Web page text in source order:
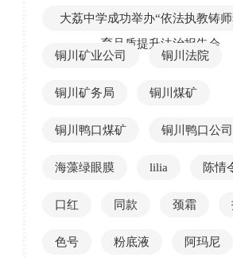
大荔中学成功举办“依法执教铸
育品质提升法治报告会
铜川矿业公司
铜川法院
铜川矿务局 铜川煤矿
铜川鸭口煤矿 铜川鸭口公司
海藻绿眼膜 lilia 陈情
口红 同款 颈霜
色号 粉底液 阿玛尼